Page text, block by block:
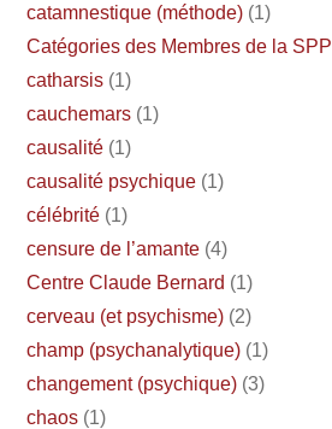
catamnestique (méthode) (1)
Catégories des Membres de la SPP
catharsis (1)
cauchemars (1)
causalité (1)
causalité psychique (1)
célébrité (1)
censure de l’amante (4)
Centre Claude Bernard (1)
cerveau (et psychisme) (2)
champ (psychanalytique) (1)
changement (psychique) (3)
chaos (1)